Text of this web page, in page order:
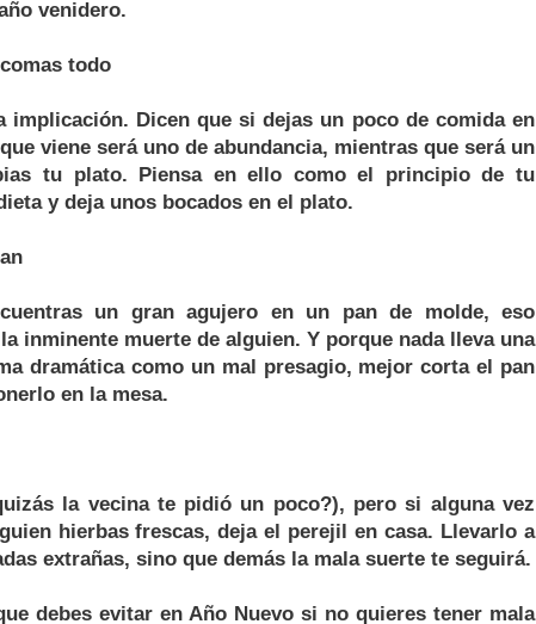
venidero.
todo
implicación. Dicen que si dejas un poco de comida en
viene será uno de abundancia, mientras que será un
tu plato. Piensa en ello como el principio de tu
y deja unos bocados en el plato.
un gran agujero en un pan de molde, eso
inminente muerte de alguien. Y porque nada lleva una
dramática como un mal presagio, mejor corta el pan
en la mesa.
la vecina te pidió un poco?), pero si alguna vez
hierbas frescas, deja el perejil en casa. Llevarlo a
extrañas, sino que demás la mala suerte te seguirá.
debes evitar en Año Nuevo si no quieres tener mala